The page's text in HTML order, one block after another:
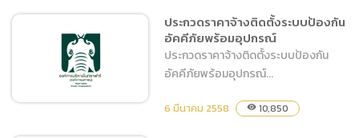
ขอจัดซื้ออุปกรณ์สำนักงาน
ประกวดราคาจ้างติดตั้งระบบป้องกัน
อัคคีภัยพร้อมอุปกรณ์
ประกวดราคาจ้างติดตั้งระบบป้องกัน
อัคคีภัยพร้อมอุปกรณ์...
6 มีนาคม 2558 visibility 10,850